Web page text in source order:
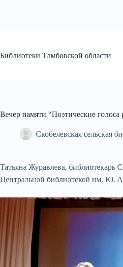
сути
Библиотеки Тамбовской области
Вечер памяти “Поэтические голоса
Скобелевская сельская
Татьяна Журавлева, библиотекарь
Центральной библиотекой им. Ю.